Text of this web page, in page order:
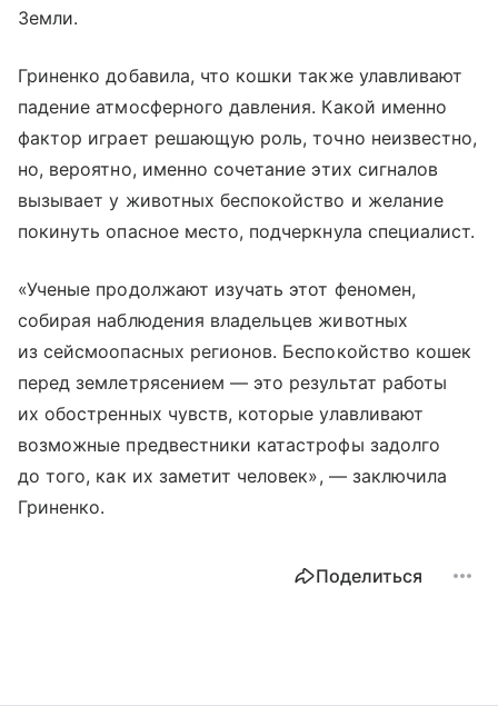
Земли.
Гриненко добавила, что кошки также улавливают
падение атмосферного давления. Какой именно
фактор играет решающую роль, точно неизвестно,
но, вероятно, именно сочетание этих сигналов
вызывает у животных беспокойство и желание
покинуть опасное место, подчеркнула специалист.
«Ученые продолжают изучать этот феномен,
собирая наблюдения владельцев животных
из сейсмоопасных регионов. Беспокойство кошек
перед землетрясением — это результат работы
их обостренных чувств, которые улавливают
возможные предвестники катастрофы задолго
до того, как их заметит человек», — заключила
Гриненко.
Поделиться